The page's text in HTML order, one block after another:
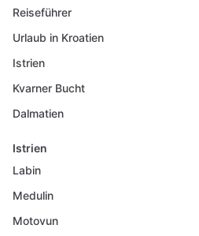
Reiseführer
Urlaub in Kroatien
Istrien
Kvarner Bucht
Dalmatien
Istrien
Labin
Medulin
Motovun